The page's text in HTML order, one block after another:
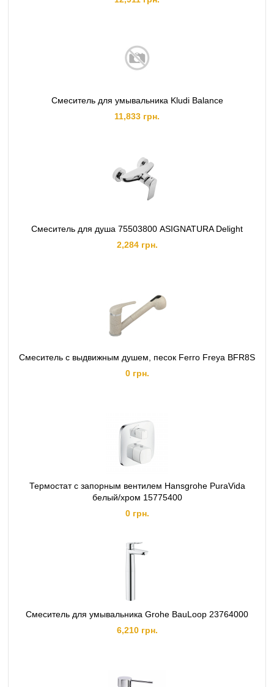
Смеситель для умывальника Kludi Balance
11,833 грн.
Смеситель для душа 75503800 ASIGNATURA Delight
2,284 грн.
Смеситель с выдвижным душем, песок Ferro Freya BFR8S
0 грн.
Термостат с запорным вентилем Hansgrohe PuraVida
белый/хром 15775400
0 грн.
Смеситель для умывальника Grohe BauLoop 23764000
6,210 грн.